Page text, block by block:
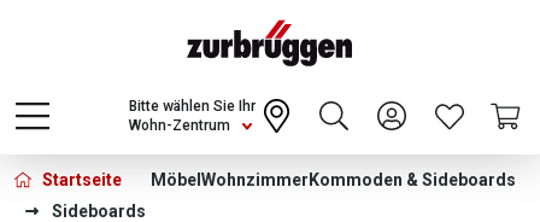
Choose a different country or region to see
content for your location and shop online
CONTINUE
Wohn-Zentrum
Bitte wählen Sie Ihr
Startseite Möbel Wohnzimmer Kommoden & Sideboards
Sideboards